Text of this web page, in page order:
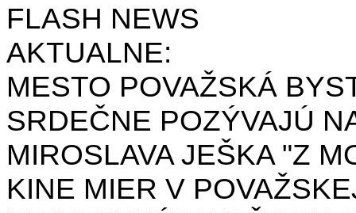
FLASH NEWS
AKTUALNE:
MESTO POVAŽSKÁ
SRDEČNE POZÝVAJÚ
MIROSLAVA JEŠKA "Z
KINE MIER V